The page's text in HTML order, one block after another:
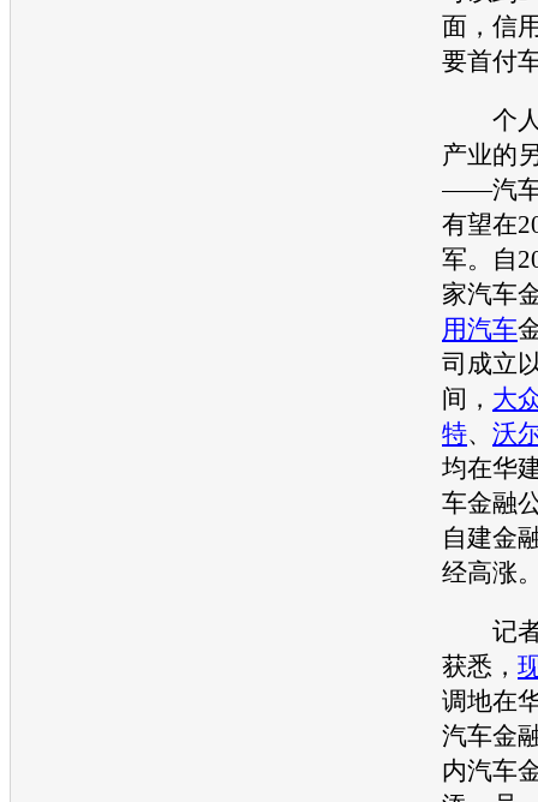
面，信
要首付
个人
产业的
——汽
有望在
军。自
家汽车
用汽车
司成立
间， 大
特、 沃
均在华
车金融
自建金
经高涨
记者
获悉，
调地在
汽车金
内汽车